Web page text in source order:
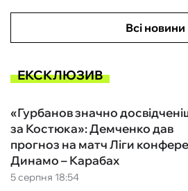
Всі новини
ЕКСКЛЮЗИВ
5 серпня 18:54
«Гурбанов значно
за Костюка»: Демченко дав
прогноз на матч Ліги
Динамо – Карабах